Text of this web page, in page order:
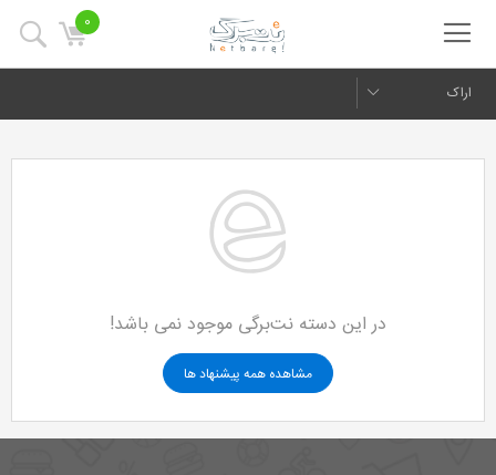
0
اراک
در این دسته نت‌برگی موجود نمی باشد!
مشاهده همه پیشنهاد ها